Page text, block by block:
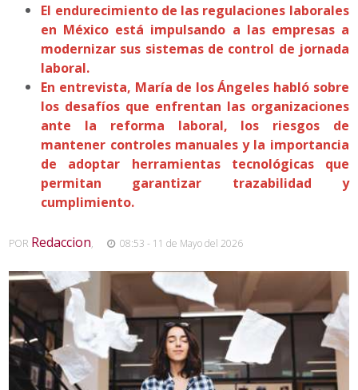
El endurecimiento de las regulaciones laborales
en México está impulsando a las empresas a
modernizar sus sistemas de control de jornada
laboral.
En entrevista, María de los Ángeles habló sobre
los desafíos que enfrentan las organizaciones
ante la reforma laboral, los riesgos de
mantener controles manuales y la importancia
de adoptar herramientas tecnológicas que
permitan garantizar trazabilidad y
cumplimiento.
POR Redaccion, 08:53 - 11 de Mayo del 2026